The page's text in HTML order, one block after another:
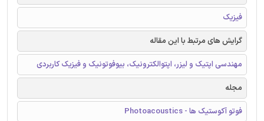
فیزیک
گرایش های مرتبط با این مقاله
مهندسی اپتیک و لیزر، اپتوالکترونیک، بیوفوتونیک و فیزیک کاربردی
مجله
فوتو آکوستیک ها - Photoacoustics